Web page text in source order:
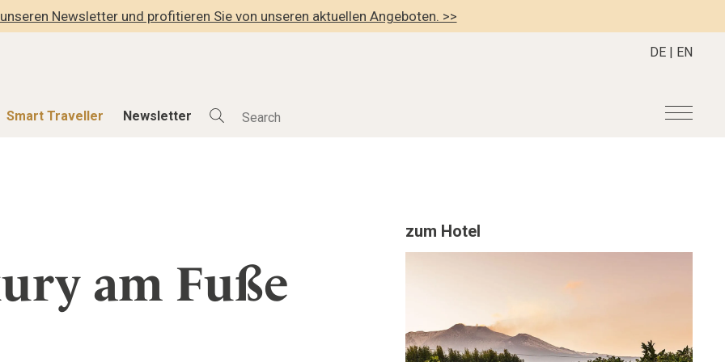
Newsletter und profitieren Sie von unseren aktuellen Angeboten. >>
Smart Traveller Newsletter
DE | EN
Gutschein/Voucher
Newsletter Anmeldung
Register your Hotel
am Fuße
zum Hotel